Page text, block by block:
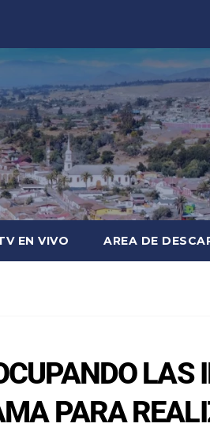
EN VIVO AREA DE
PARA